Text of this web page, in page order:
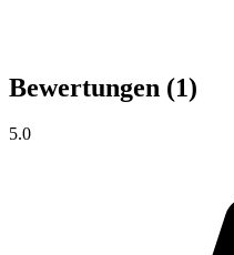
Bewertungen (1)
5.0